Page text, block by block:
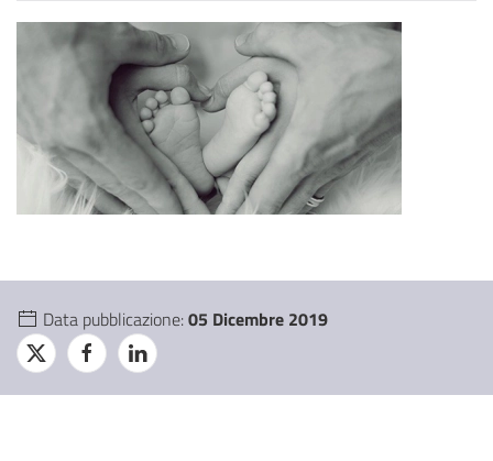
Data pubblicazione:05 Dicembre 2019